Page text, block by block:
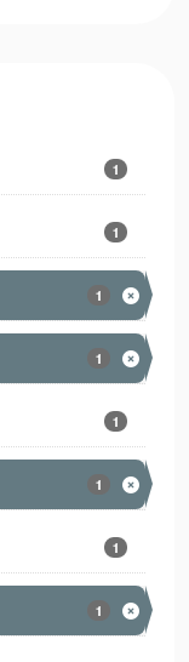
1
1
1
1
1
1
1
1